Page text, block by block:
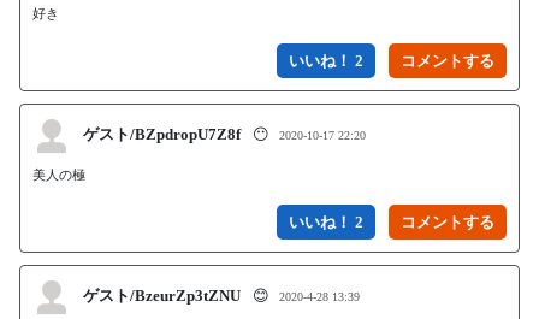
好き
いいね！ 2
ゲスト/BZpdropU7Z8f 😶 2020-10-17 22:20
美人の極
いいね！ 2
ゲスト/BzeurZp3tZNU 😊 2020-4-28 13:39